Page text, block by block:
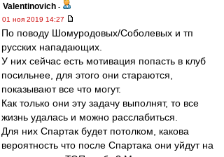
Valentinovich -
01 ноя 2019 14:27
По поводу Шомуродовых/Соболевых и тп
русских нападающих.
У них сейчас есть мотивация попасть в клуб
посильнее, для этого они стараются,
показывают все что могут.
Как только они эту задачу выполнят, то все
жизнь удалась и можно расслабиться.
Для них Спартак будет потолком, какова
вероятность что после Спартака они уйдут на